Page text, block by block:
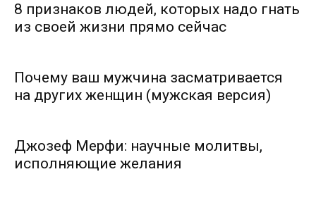
8 признаков людей, которых надо гнать
из своей жизни прямо сейчас
Почему ваш мужчина засматривается
на других женщин (мужская версия)
Джозеф Мерфи: научные молитвы,
исполняющие желания